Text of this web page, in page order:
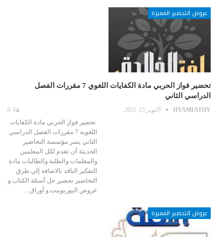
عروض التحضير المميزة
تحضير فواز الحربي مادة الكفايات اللغوي 7 مقررات الفصل
الدراسي الثاني
HYAMFATHY أكتوبر 15, 2021
تحضير فواز الحربي مادة الكفايات
اللغويه 7 مقررات الفصل الدراسي
الثاني يسر مؤسسة التحاضير
الحديثة أن تقدم لكل المعلمين
والمعلمات والطلبة والطالبات مادة
التفكير الناقد بالاضافة إلي طرق
التحاضير تحضير حل أسئلة الكتاب و
عروض البوربوينت و أوراق…
عروض التحضير المميزة